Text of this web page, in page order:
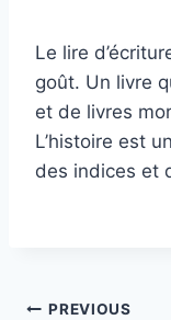
Le lire
goût. Un livre
et de livres
L’histoire est
des indices et
PREVIOUS